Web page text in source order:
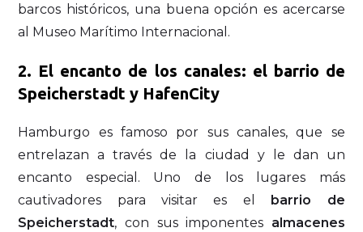
barcos históricos, una buena opción es acercarse
al Museo Marítimo Internacional.
2. El encanto de los canales: el barrio de
Speicherstadt y HafenCity
Hamburgo es famoso por sus canales, que se
entrelazan a través de la ciudad y le dan un
encanto especial. Uno de los lugares más
cautivadores para visitar es el barrio de
Speicherstadt, con sus imponentes almacenes